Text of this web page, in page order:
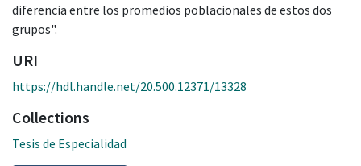
diferencia entre los promedios poblacionales de estos dos
grupos".
URI
https://hdl.handle.net/20.500.12371/13328
Collections
Tesis de Especialidad